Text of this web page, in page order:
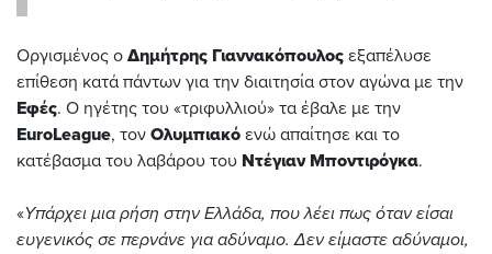
Οργισμένος ο Δημήτρης Γιαννακόπουλος εξαπέλυσε
επίθεση κατά πάντων για την διαιτησία στον αγώνα με την
Εφές. Ο ηγέτης του «τριφυλλιού» τα έβαλε με την
EuroLeague, τον Ολυμπιακό ενώ απαίτησε και το
κατέβασμα του λαβάρου του Ντέγιαν Μποντιρόγκα.
«Υπάρχει μια ρήση στην Ελλάδα, που λέει πως όταν είσαι
ευγενικός σε περνάνε για αδύναμο. Δεν είμαστε αδύναμοι,